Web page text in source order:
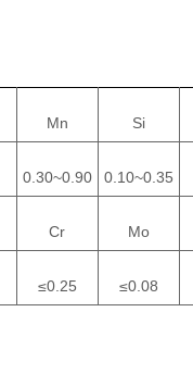
Mn Si
0.30~0.90 0.10~0.35
Cr Mo
≤0.25 ≤0.08